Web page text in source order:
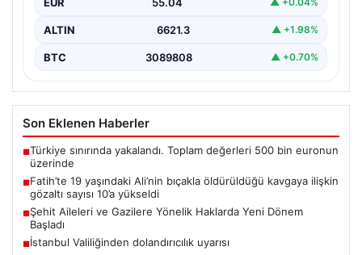
ALTIN 6621.3 ▲ +1.98%
BTC 3089808 ▲ +0.70%
Son Eklenen Haberler
■Türkiye sınırında yakalandı. Toplam değerleri 500 bin euronun
üzerinde
■Fatih’te 19 yaşındaki Ali’nin bıçakla öldürüldüğü kavgaya ilişkin
gözaltı sayısı 10’a yükseldi
■Şehit Aileleri ve Gazilere Yönelik Haklarda Yeni Dönem
Başladı
■İstanbul Valiliğinden dolandırıcılık uyarısı